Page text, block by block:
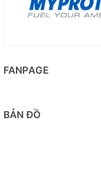
FANPAGE
BẢN ĐỒ